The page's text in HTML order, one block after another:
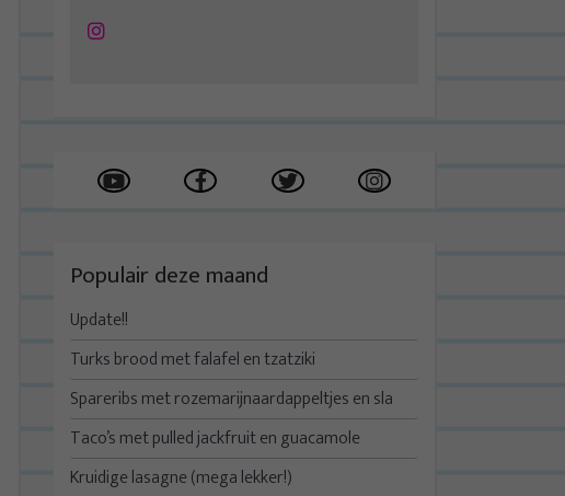
Instagram
Populair deze maand
Update!!
Turks brood met falafel en tzatziki
Spareribs met rozemarijnaardappeltjes en sla
Taco’s met pulled jackfruit en guacamole
Kruidige lasagne (mega lekker!)